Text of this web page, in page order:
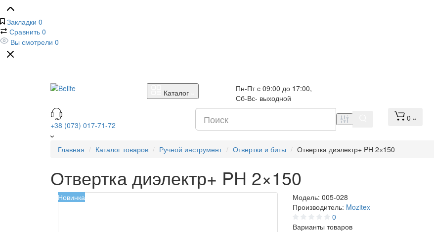
Закладки 0
Сравнить 0
Вы смотрели 0
Каталог
Пн-Пт с 09:00 до 17:00,
Сб-Вс- выходной
+38 (073) 017-71-72
0
Главная Каталог товаров Ручной инструмент Отвертки и биты Отвертка диэлектр+ PH 2×150
Отвертка диэлектр+ PH 2×150
Новинка Модель: 005-028
Производитель: Mozitex
0
Варианты товаров